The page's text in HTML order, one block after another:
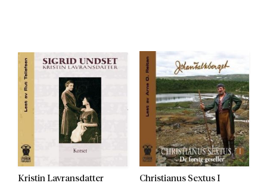
Kristin Lavransdatter Christianus Sextus I